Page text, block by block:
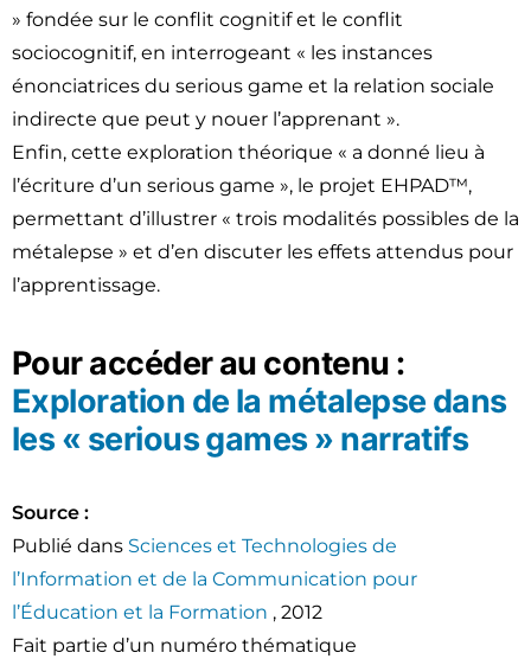
» fondée sur le conflit cognitif et le conflit
sociocognitif, en interrogeant « les instances
énonciatrices du serious game et la relation sociale
indirecte que peut y nouer l’apprenant ».
Enfin, cette exploration théorique « a donné lieu à
l’écriture d’un serious game », le projet EHPAD™,
permettant d’illustrer « trois modalités possibles de la
métalepse » et d’en discuter les effets attendus pour
l’apprentissage.
Pour accéder au contenu :
Exploration de la métalepse dans
les « serious games » narratifs
Source :
Publié dans Sciences et Technologies de
l’Information et de la Communication pour
l’Éducation et la Formation , 2012
Fait partie d’un numéro thématique